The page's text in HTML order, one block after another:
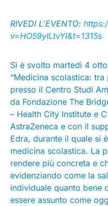
RIVEDI L’EVENTO:
v=HO59yILtvYI&t=1315s
Si è svolto martedì 4
“Medicina scolastica:
presso il Centro Studi
da Fondazione The
– Health City Institute e
AstraZeneca e con il
Edra, durante il quale si
medicina scolastica. La
rendere più concreta e
evidenziando come la
individuale quanto bene
essere assunto come